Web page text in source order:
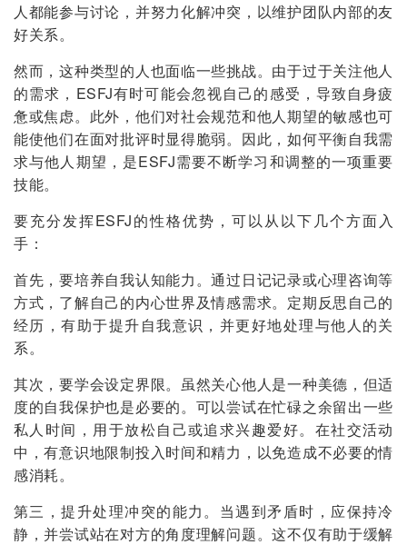
人都能参与讨论，并努力化解冲突，以维护团队内部的友
好关系。
然而，这种类型的人也面临一些挑战。由于过于关注他人
的需求，ESFJ有时可能会忽视自己的感受，导致自身疲
惫或焦虑。此外，他们对社会规范和他人期望的敏感也可
能使他们在面对批评时显得脆弱。因此，如何平衡自我需
求与他人期望，是ESFJ需要不断学习和调整的一项重要
技能。
要充分发挥ESFJ的性格优势，可以从以下几个方面入
手：
首先，要培养自我认知能力。通过日记记录或心理咨询等
方式，了解自己的内心世界及情感需求。定期反思自己的
经历，有助于提升自我意识，并更好地处理与他人的关
系。
其次，要学会设定界限。虽然关心他人是一种美德，但适
度的自我保护也是必要的。可以尝试在忙碌之余留出一些
私人时间，用于放松自己或追求兴趣爱好。在社交活动
中，有意识地限制投入时间和精力，以免造成不必要的情
感消耗。
第三，提升处理冲突的能力。当遇到矛盾时，应保持冷
静，并尝试站在对方的角度理解问题。这不仅有助于缓解